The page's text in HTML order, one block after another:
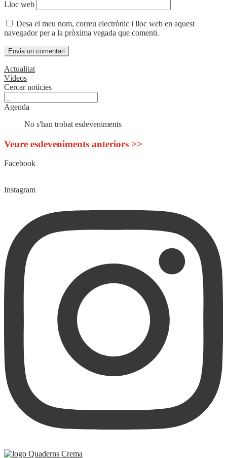
Lloc web
Desa el meu nom, correu electrònic i lloc web en aquest
navegador per a la pròxima vegada que comenti.
Actualitat
Vídeos
Cercar notícies
Agenda
No s'han trobat esdeveniments
Veure esdeveniments anteriors >>
Facebook
Instagram